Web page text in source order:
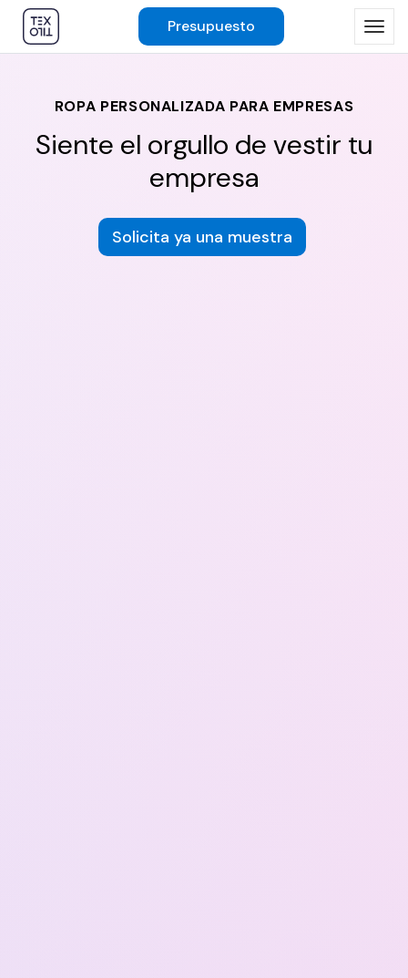
Presupuesto
ROPA PERSONALIZADA PARA EMPRESAS
Siente el orgullo de vestir tu
empresa
Solicita ya una muestra